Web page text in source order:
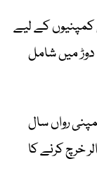
کمپنیوں کے لیے
دوڑ میں شامل
رواں سال
پر کم از کم 50 ارب ڈالر خرچ کرنے کا